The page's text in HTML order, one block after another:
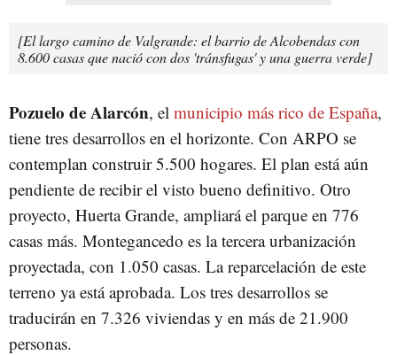
[El largo camino de Valgrande: el barrio de Alcobendas con
8.600 casas que nació con dos 'tránsfugas' y una guerra verde]
Pozuelo de Alarcón, el municipio más rico de España,
tiene tres desarrollos en el horizonte. Con ARPO se
contemplan construir 5.500 hogares. El plan está aún
pendiente de recibir el visto bueno definitivo. Otro
proyecto, Huerta Grande, ampliará el parque en 776
casas más. Montegancedo es la tercera urbanización
proyectada, con 1.050 casas. La reparcelación de este
terreno ya está aprobada. Los tres desarrollos se
traducirán en 7.326 viviendas y en más de 21.900
personas.